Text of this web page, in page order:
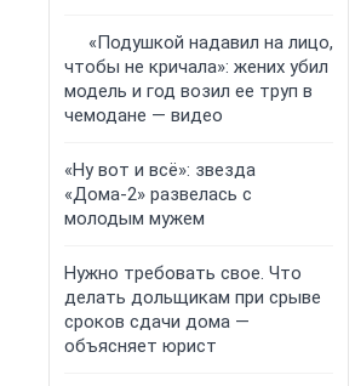
«Подушкой надавил на лицо,
чтобы не кричала»: жених убил
модель и год возил ее труп в
чемодане — видео
«Ну вот и всё»: звезда
«Дома-2» развелась с
молодым мужем
Нужно требовать свое. Что
делать дольщикам при срыве
сроков сдачи дома —
объясняет юрист